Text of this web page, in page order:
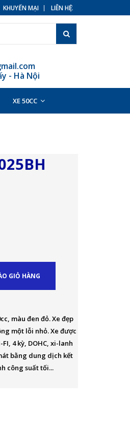
KHUYẾN MẠI LIÊN HỆ
- Hà Nội
XE 50CC
GIỎ HÀNG
màu đen đỏ. Xe đẹp
một lỗi nhỏ. Xe được
4 kỳ, DOHC, xi-lanh
bằng dung dịch kết
công suất tối...